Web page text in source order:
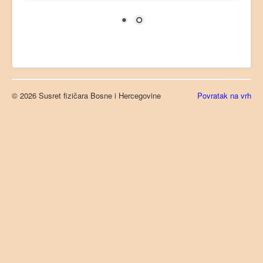
Kontakt
Povratak na vrh
© 2026 Susret fizičara Bosne i Hercegovine